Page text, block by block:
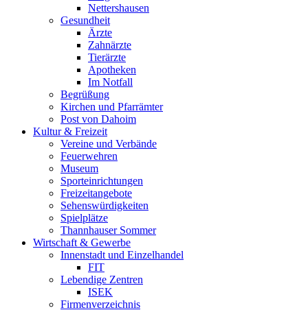
Nettershausen
Gesundheit
Ärzte
Zahnärzte
Tierärzte
Apotheken
Im Notfall
Begrüßung
Kirchen und Pfarrämter
Post von Dahoim
Kultur & Freizeit
Vereine und Verbände
Feuerwehren
Museum
Sporteinrichtungen
Freizeitangebote
Sehenswürdigkeiten
Spielplätze
Thannhauser Sommer
Wirtschaft & Gewerbe
Innenstadt und Einzelhandel
FIT
Lebendige Zentren
ISEK
Firmenverzeichnis